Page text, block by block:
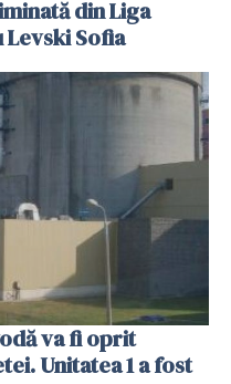
din Liga
Sofia
va fi oprit
Unitatea 1 a fost